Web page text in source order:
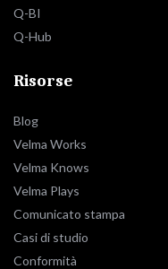
Q-BI
Q-Hub
Risorse
Blog
Velma Works
Velma Knows
Velma Plays
Comunicato stampa
Casi di studio
Conformità